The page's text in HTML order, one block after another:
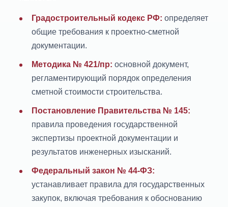
Градостроительный кодекс РФ: определяет
общие требования к проектно-сметной
документации.
Методика № 421/пр: основной документ,
регламентирующий порядок определения
сметной стоимости строительства.
Постановление Правительства № 145:
правила проведения государственной
экспертизы проектной документации и
результатов инженерных изысканий.
Федеральный закон № 44-ФЗ:
устанавливает правила для государственных
закупок, включая требования к обоснованию